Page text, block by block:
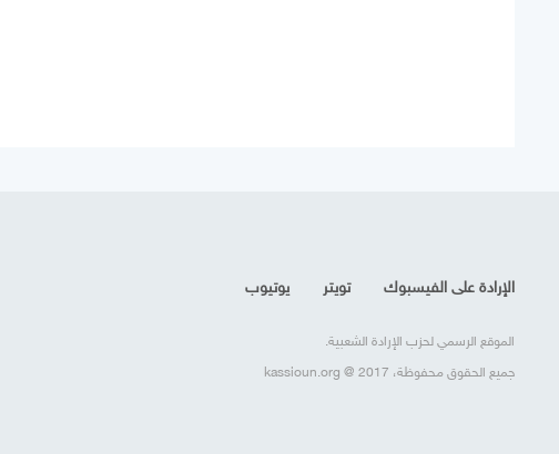
الإرادة على الفيسبوك تويتر يوتيوب
الموقع الرسمي لحزب الإرادة الشعبية.
جميع الحقوق محفوظة، kassioun.org @ 2017